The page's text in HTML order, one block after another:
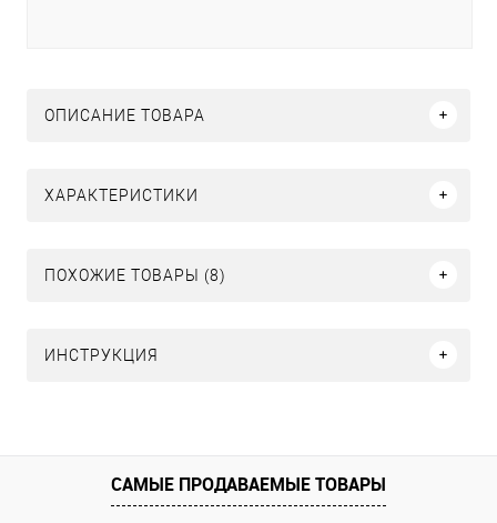
ОПИСАНИЕ ТОВАРА
ХАРАКТЕРИСТИКИ
ПОХОЖИЕ ТОВАРЫ (8)
ИНСТРУКЦИЯ
САМЫЕ ПРОДАВАЕМЫЕ ТОВАРЫ